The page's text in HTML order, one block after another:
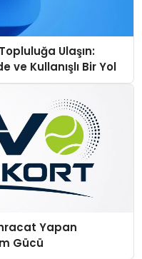
Ulaşın:
ve Kullanışlı Bir Yol
Yapan
Gücü